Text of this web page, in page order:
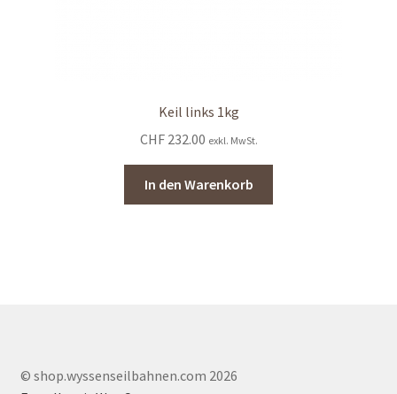
Keil links 1kg
CHF232.00 exkl. MwSt.
In den Warenkorb
© shop.wyssenseilbahnen.com 2026